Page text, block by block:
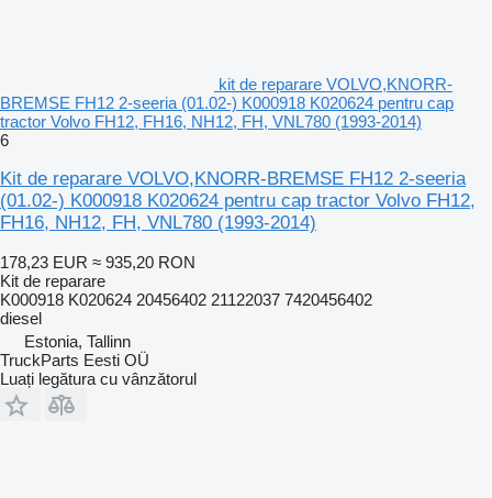
kit de reparare VOLVO,KNORR-
BREMSE FH12 2-seeria (01.02-) K000918 K020624 pentru cap
tractor Volvo FH12, FH16, NH12, FH, VNL780 (1993-2014)
6
Kit de reparare VOLVO,KNORR-BREMSE FH12 2-seeria
(01.02-) K000918 K020624 pentru cap tractor Volvo FH12,
FH16, NH12, FH, VNL780 (1993-2014)
178,23 EUR ≈ 935,20 RON
Kit de reparare
K000918 K020624 20456402 21122037 7420456402
diesel
Estonia, Tallinn
TruckParts Eesti OÜ
Luați legătura cu vânzătorul